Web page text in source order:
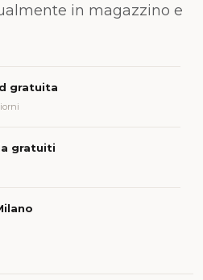
in magazzino e
gratuita
gratuiti